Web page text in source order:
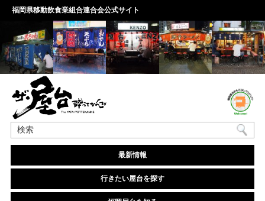
福岡県移動飲食業組合連合会公式サイト
最新情報
行きたい屋台を探す